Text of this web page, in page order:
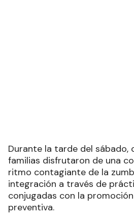
Durante la tarde del sábado,
familias disfrutaron de una
ritmo contagiante de la
integración a través de